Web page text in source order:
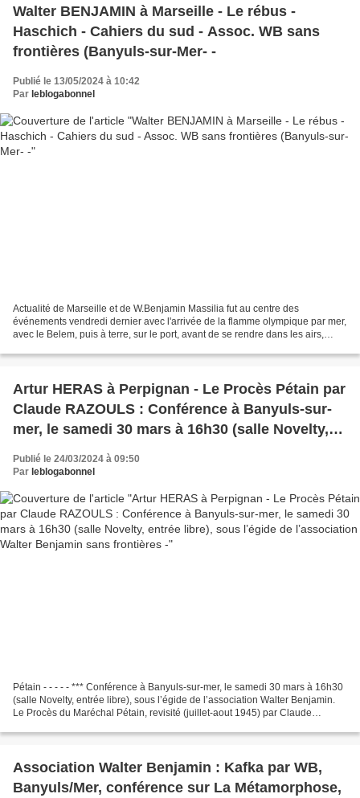
Walter BENJAMIN à Marseille - Le rébus -
Haschich - Cahiers du sud - Assoc. WB sans
frontières (Banyuls-sur-Mer- -
Publié le 13/05/2024 à 10:42
Par leblogabonnel
Actualité de Marseille et de W.Benjamin Massilia fut au centre des
événements vendredi dernier avec l'arrivée de la flamme olympique par mer,
avec le Belem, puis à terre, sur le port, avant de se rendre dans les airs,
Artur HERAS à Perpignan - Le Procès Pétain par
Claude RAZOULS : Conférence à Banyuls-sur-
mer, le samedi 30 mars à 16h30 (salle Novelty,
entrée libre), sous l’égide de l’association Walter
Benjamin sans frontières -
Publié le 24/03/2024 à 09:50
Par leblogabonnel
Pétain - - - - - *** Conférence à Banyuls-sur-mer, le samedi 30 mars à 16h30
(salle Novelty, entrée libre), sous l’égide de l’association Walter Benjamin.
Le Procès du Maréchal Pétain, revisité (juillet-aout 1945) par Claude
Association Walter Benjamin : Kafka par WB,
Banyuls/Mer, conférence sur La Métamorphose,